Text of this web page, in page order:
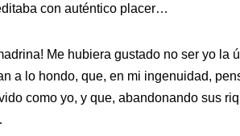
con auténtico placer…
Me hubiera gustado no ser yo la
a lo hondo, que, en mi ingenuidad,
como yo, y que, abandonando sus